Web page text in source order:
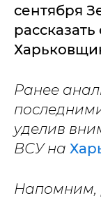
сентября
Ранее
уделив
ВСУ на
Напомним,